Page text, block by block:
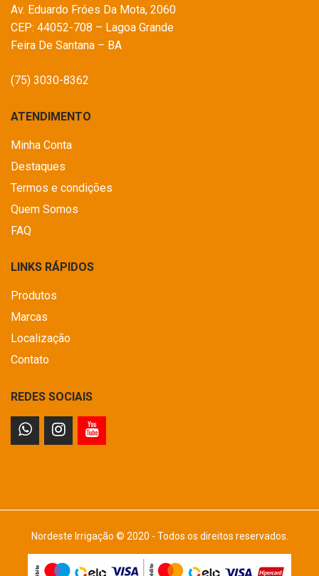
Av. Eduardo Fróes Da Mota, 2060
CEP: 44052-708 – Lagoa Grande
Feira De Santana – BA
(75) 3030-8362
ATENDIMENTO
Minha Conta
Destaques
Termos e condições
Quem Somos
FAQ
LINKS RÁPIDOS
Produtos
Marcas
Localização
Contato
REDES SOCIAIS
Nordeste Irrigação © 2020 - Todos os direitos reservados.